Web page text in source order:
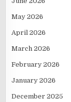
May 2026
April 2026
March 2026
February 2026
January 2026
December 2025